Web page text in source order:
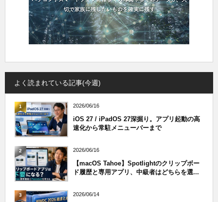
よく読まれている記事(今週)
1 2026/06/16
iOS 27 / iPadOS 27深掘り。アプリ起動の高
速化から常駐メニューバーまで
2 2026/06/16
【macOS Tahoe】Spotlightのクリップボー
ド履歴と専用アプリ、中級者はどちらを選...
3 2026/06/14